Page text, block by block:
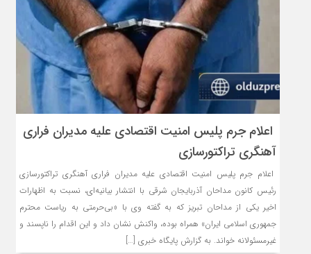
اعلام جرم پلیس امنیت اقتصادی علیه مدیران فراری
آهنگری تراکتورسازی
اعلام جرم پلیس امنیت اقتصادی علیه مدیران فراری آهنگری تراکتورسازی
رئیس کانون مداحان آذربایجان شرقی با انتشار بیانیه‌ای، نسبت به اظهارات
اخیر یکی از مداحان تبریز که به گفته وی با «بی‌حرمتی به ریاست محترم
جمهوری اسلامی ایران» همراه بوده، واکنش نشان داد و این اقدام را ناپسند و
غیرمسئولانه خواند. به گزارش پایگاه خبری […]